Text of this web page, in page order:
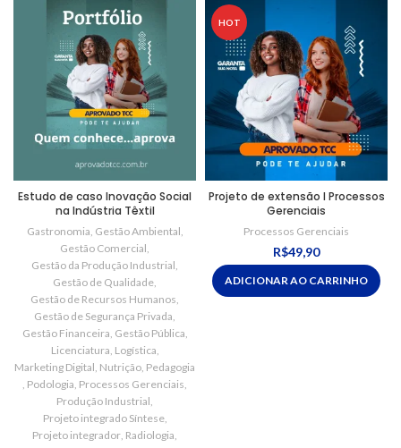
Estudo de caso Inovação Social
na Indústria Têxtil
Gastronomia, Gestão Ambiental,
Gestão Comercial,
Gestão da Produção Industrial,
Gestão de Qualidade,
Gestão de Recursos Humanos,
Gestão de Segurança Privada,
Gestão Financeira, Gestão Pública,
Licenciatura, Logística,
Marketing Digital, Nutrição, Pedagogia
, Podologia, Processos Gerenciais,
Produção Industrial,
Projeto integrado Síntese,
Projeto integrador, Radiologia,
HOT
Projeto de extensão I Processos
Gerenciais
Processos Gerenciais
R$49,90
ADICIONAR AO CARRINHO